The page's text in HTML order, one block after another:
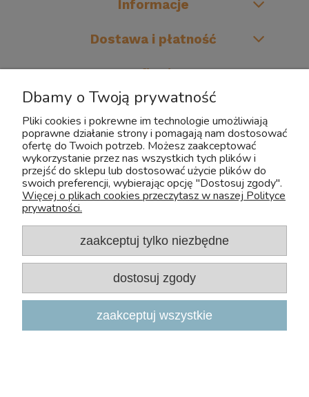
Informacje
Dostawa i płatność
O firmie
Moje konto
FAQ
Copyright 2026, Zoo-Aquos
Projekt i wdrożenie: INTLE|Sklep internetowy Shoper.pl
Dbamy o Twoją prywatność
Pliki cookies i pokrewne im technologie umożliwiają
poprawne działanie strony i pomagają nam dostosować
ofertę do Twoich potrzeb. Możesz zaakceptować
wykorzystanie przez nas wszystkich tych plików i
przejść do sklepu lub dostosować użycie plików do
swoich preferencji, wybierając opcję "Dostosuj zgody".
Więcej o plikach cookies przeczytasz w naszej Polityce
prywatności.
zaakceptuj tylko niezbędne
dostosuj zgody
zaakceptuj wszystkie